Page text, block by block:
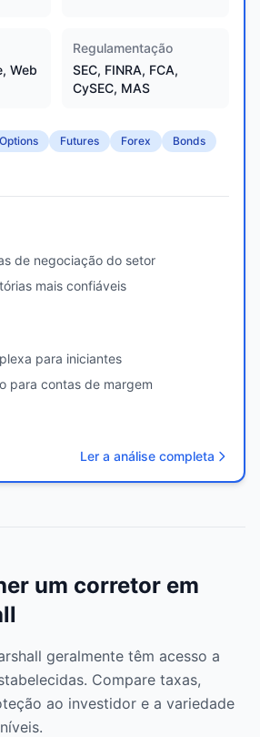
Web
Regulamentação
SEC, FINRA, FCA,
CySEC, MAS
Options Futures Forex
Bonds
de negociação do setor
mais confiáveis
para iniciantes
para contas de margem
Ler a análise completa
um corretor em
geralmente têm acesso a
Compare taxas,
ao investidor e a variedade